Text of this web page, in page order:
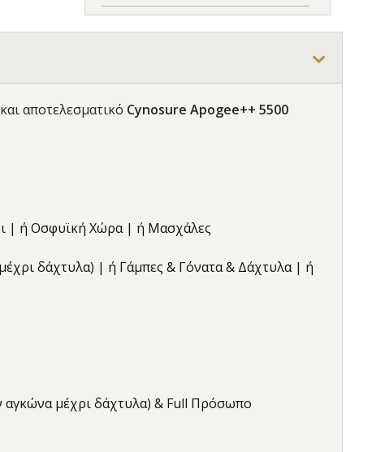
αποτελεσματικό Cynosure Apogee++ 5500
| ή Οσφυϊκή Χώρα | ή Μασχάλες
δάχτυλα) | ή Γάμπες & Γόνατα & Δάχτυλα | ή
αγκώνα μέχρι δάχτυλα) & Full Πρόσωπο